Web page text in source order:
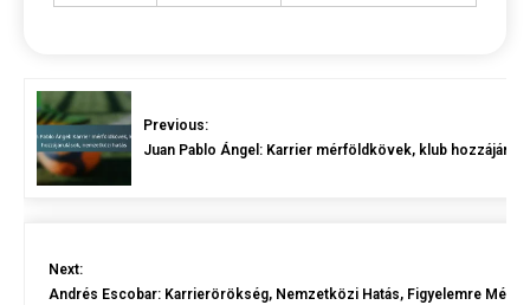
Previous:
Juan Pablo Ángel: Karrier mérföldkövek, klub
Next:
Andrés Escobar: Karrierörökség, Nemzetközi Hatás, Figyelemre